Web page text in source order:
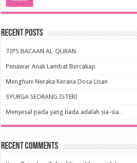
Recent Posts
TIPS BACAAN AL-QURAN
Penawar Anak Lambat Bercakap
Menghuni Neraka Kerana Dosa Lisan
SYURGA SEORANG ISTERI
Menyesal pada yang tiada adalah sia-sia.
Recent Comments